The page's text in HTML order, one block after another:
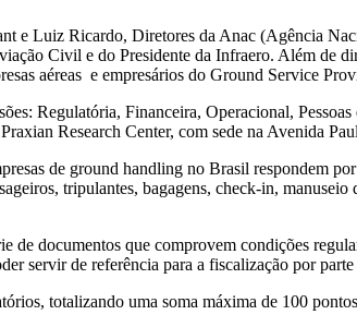
e Luiz Ricardo, Diretores da Anac (Agência
Civil e do Presidente da Infraero. Além de
aéreas e empresários do Ground Service
Regulatória, Financeira, Operacional,
Research Center, com sede na Avenida
de ground handling no Brasil respondem
tripulantes, bagagens, check-in,
de documentos que comprovem condições
servir de referência para a fiscalização por
totalizando uma soma máxima de 100